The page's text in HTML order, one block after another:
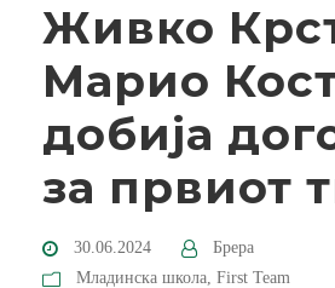
Живко
Марио
добија
за првиот
30.06.2024
Брера
Младинска школа First Team